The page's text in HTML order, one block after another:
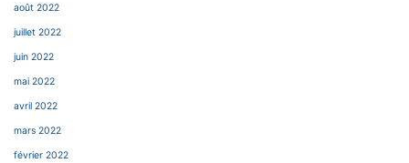
août 2022
juillet 2022
juin 2022
mai 2022
avril 2022
mars 2022
février 2022